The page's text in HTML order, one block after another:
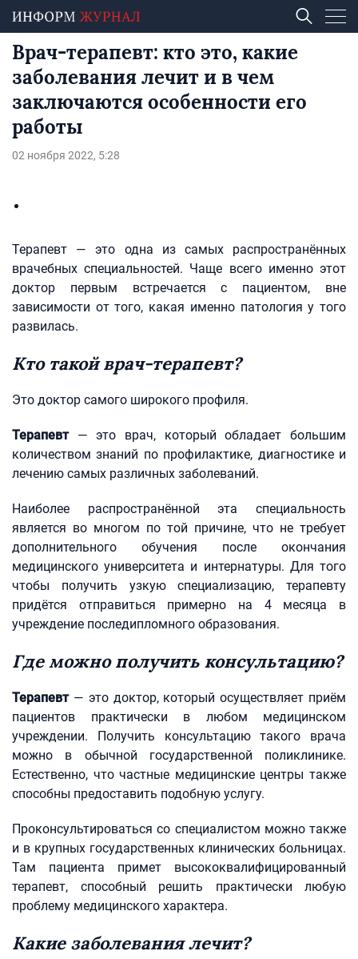
Врач-терапевт: кто это, какие
заболевания лечит и в чем
заключаются особенности его
работы
02 ноября 2022, 5:28
Терапевт — это одна из самых распространённых
врачебных специальностей. Чаще всего именно этот
доктор первым встречается с пациентом, вне
зависимости от того, какая именно патология у того
развилась.
Кто такой врач-терапевт?
Это доктор самого широкого профиля.
Терапевт— это врач, который обладает большим
количеством знаний по профилактике, диагностике и
лечению самых различных заболеваний.
Наиболее распространённой эта специальность
является во многом по той причине, что не требует
дополнительного обучения после окончания
медицинского университета и интернатуры. Для того
чтобы получить узкую специализацию, терапевту
придётся отправиться примерно на 4 месяца в
учреждение последипломного образования.
Где можно получить консультацию?
Терапевт— это доктор, который осуществляет приём
пациентов практически в любом медицинском
учреждении. Получить консультацию такого врача
можно в обычной государственной поликлинике.
Естественно, что частные медицинские центры также
способны предоставить подобную услугу.
Проконсультироваться со специалистом можно также
и в крупных государственных клинических больницах.
Там пациента примет высококвалифицированный
терапевт, способный решить практически любую
проблему медицинского характера.
Какие заболевания лечит?